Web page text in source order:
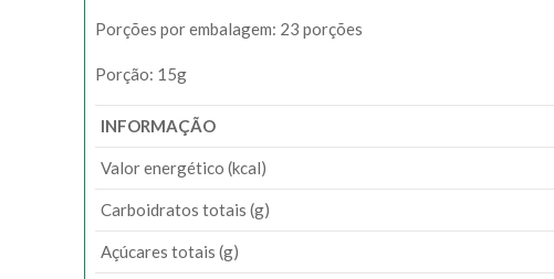
Porções por embalagem: 23 porções
Porção: 15g
INFORMAÇÃO
Valor energético (kcal)
Carboidratos totais (g)
Açúcares totais (g)